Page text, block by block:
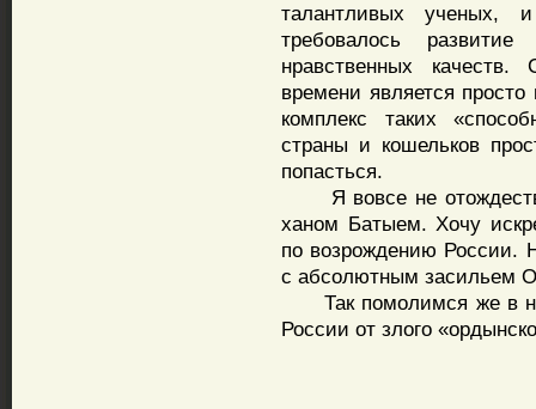
талантливых ученых,
требовалось
нравственных
времени является
комплекс таких
страны и кошельков
попасться.
Я вовсе не
ханом Батыем. Хочу
по возрождению России.
с абсолютным засильем
Так помолимся же в
России от злого